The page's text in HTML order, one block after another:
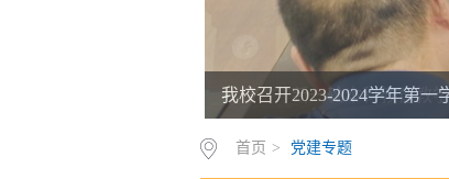
我校召开2023-2024学年第
首页 > 党建专题